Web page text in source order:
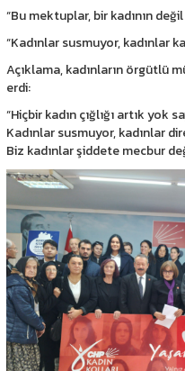
“Bu mektuplar, bir kadının değil
“Kadınlar susmuyor, kadınlar
Açıklama, kadınların örgütlü
erdi:
“Hiçbir kadın çığlığı artık yok
Kadınlar susmuyor, kadınlar
Biz kadınlar şiddete mecbur